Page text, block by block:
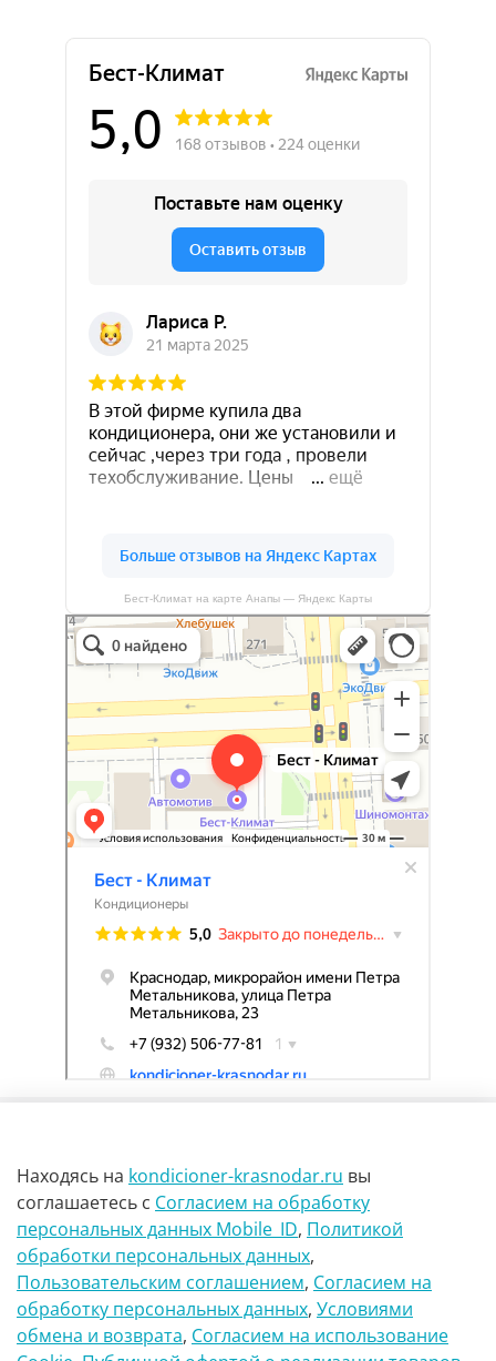
Бест-Климат на карте Анапы — Яндекс Карты
Бест-климат
Кондиционеры в Краснодаре
г Краснодар Ул Петра метальникова 23
8(900)29-888-66
Находясь на kondicioner-krasnodar.ru вы
соглашаетесь с Согласием на обработку
персональных данных Mobile_ID, Политикой
обработки персональных данных,
Пользовательским соглашением, Согласием на
обработку персональных данных, Условиями
обмена и возврата, Согласием на использование